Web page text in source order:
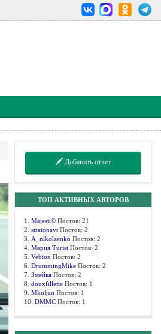
Добавить отчет
ТОП АКТИВНЫХ АВТОРОВ
1. Majesti© Постов: 21
2. stratonavt Постов: 2
3. A_nikolaenko Постов: 2
4. Мария Turist Постов: 2
5. Vebion Постов: 2
6. DrummingMike Постов: 2
7. Змейка Постов: 2
8. douxfillette Постов: 1
9. Mkoljan Постов: 1
10. DMMC Постов: 1